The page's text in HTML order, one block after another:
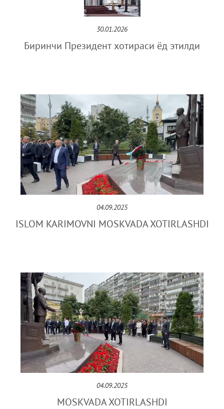
30.01.2026
Биринчи Президент хотираси ёд этилди
04.09.2025
ISLOM KARIMOVNI MOSKVADA XOTIRLASHDI
04.09.2025
MOSKVADA XOTIRLASHDI